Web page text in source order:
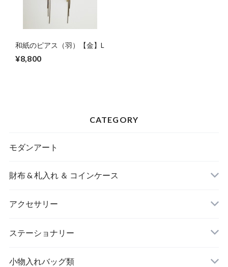
和紙のピアス（羽）【金】L
¥8,800
CATEGORY
モダンアート
財布 & 札入れ ＆ コインケース
長財布
アクセサリー
イヤリング＆ピアス
ステーショナリー
名刺入れ
小物入れバッグ類